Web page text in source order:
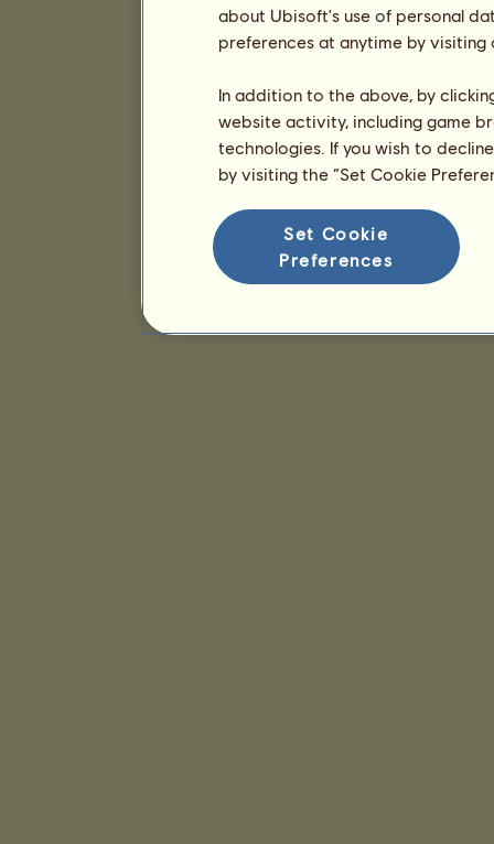
about Ubisoft's use of personal
preferences at anytime by
In addition to the above, by
website activity, including game
technologies. If you wish to
by visiting the “Set Cookie
Set Cookie
Preferences